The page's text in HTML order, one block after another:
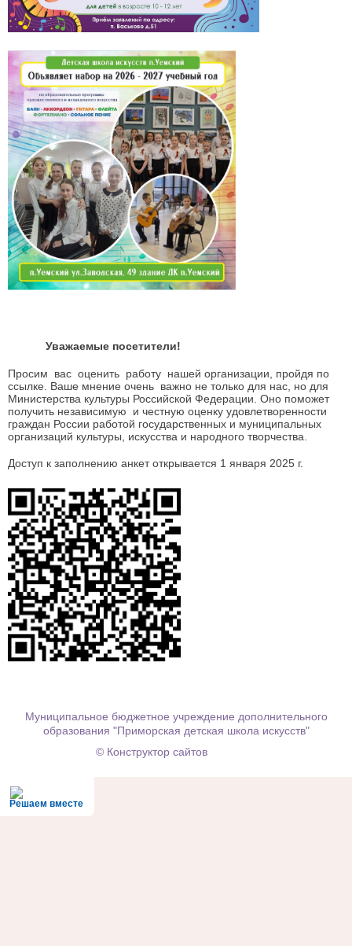
Уважаемые посетители!
Просим вас оценить работу нашей организации, пройдя по
ссылке. Ваше мнение очень важно не только для нас, но для
Министерства культуры Российской Федерации. Оно поможет
получить независимую и честную оценку удовлетворенности
граждан России работой государственных и муниципальных
организаций культуры, искусства и народного творчества.
Доступ к заполнению анкет открывается 1 января 2025 г.
Муниципальное бюджетное учреждение дополнительного
образования "Приморская детская школа искусств"
© Конструктор сайтов
Решаем вместе